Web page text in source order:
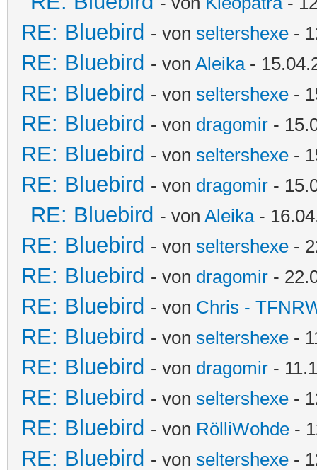
RE: Bluebird - von seltershexe -
RE: Bluebird - von Aleika-
RE: Bluebird - von seltershexe -
RE: Bluebird - von dragomir -
RE: Bluebird - von seltershexe -
RE: Bluebird - von dragomir -
RE: Bluebird - von Aleika-
RE: Bluebird - von seltershexe -
RE: Bluebird - von dragomir -
RE: Bluebird - von Chris -
RE: Bluebird - von seltershexe -
RE: Bluebird - von dragomir -
RE: Bluebird - von seltershexe -
RE: Bluebird - von RölliWohde -
RE: Bluebird - von seltershexe -